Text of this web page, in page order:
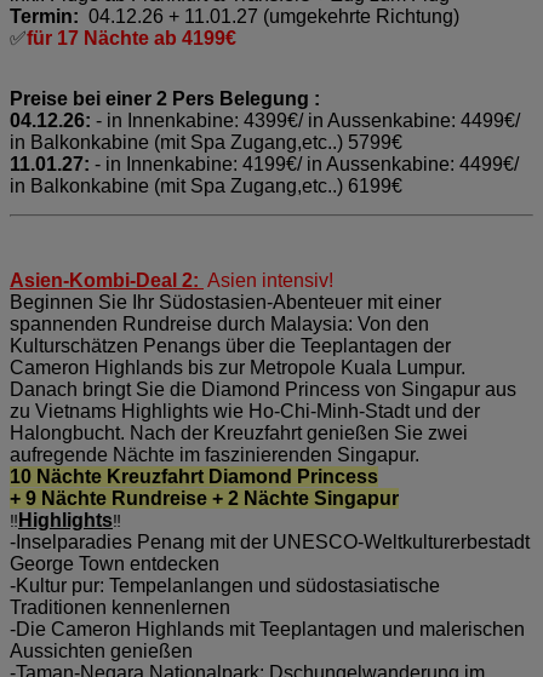
Termin: 04.12.26 + 11.01.27 (umgekehrte Richtung)
✅für 17 Nächte ab 4199€
Preise bei einer 2 Pers Belegung :
04.12.26: - in Innenkabine: 4399€/ in Aussenkabine: 4499€/
in Balkonkabine (mit Spa Zugang,etc..) 5799€
11.01.27: - in Innenkabine: 4199€/ in Aussenkabine: 4499€/
in Balkonkabine (mit Spa Zugang,etc..) 6199€
Asien-Kombi-Deal 2: Asien intensiv!
Beginnen Sie Ihr Südostasien-Abenteuer mit einer
spannenden Rundreise durch Malaysia: Von den
Kulturschätzen Penangs über die Teeplantagen der
Cameron Highlands bis zur Metropole Kuala Lumpur.
Danach bringt Sie die Diamond Princess von Singapur aus
zu Vietnams Highlights wie Ho-Chi-Minh-Stadt und der
Halongbucht. Nach der Kreuzfahrt genießen Sie zwei
aufregende Nächte im faszinierenden Singapur.
10 Nächte Kreuzfahrt Diamond Princess
+ 9 Nächte Rundreise + 2 Nächte Singapur
‼️ Highlights‼️
-Inselparadies Penang mit der UNESCO-Weltkulturerbestadt
George Town entdecken
-Kultur pur: Tempelanlangen und südostasiatische
Traditionen kennenlernen
-Die Cameron Highlands mit Teeplantagen und malerischen
Aussichten genießen
-Taman-Negara Nationalpark: Dschungelwanderung im